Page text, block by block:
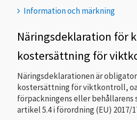
Information och märkning
Näringsdeklaration för
kostersättning för
Näringsdeklarationen är
kostersättning för viktkontroll,
förpackningens eller behållarens
artikel 5.4 i förordning (EU) 2017/